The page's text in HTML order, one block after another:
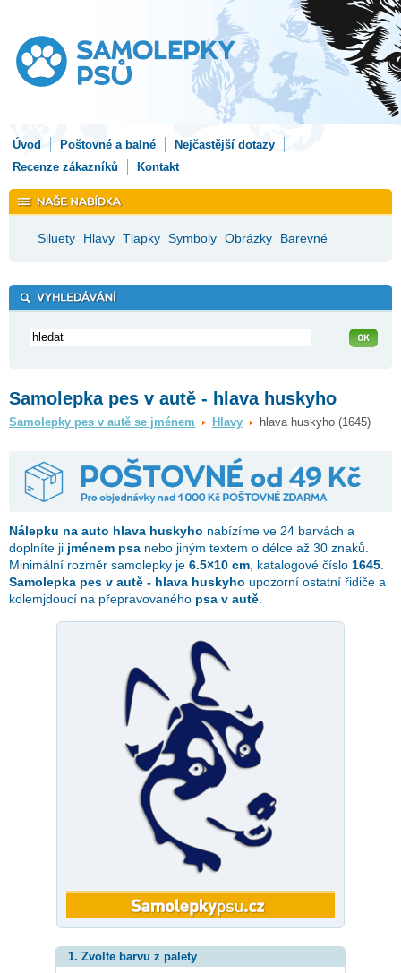
Úvod Poštovné a balné
Nejčastější dotazy
Recenze zákazníků
Kontakt
Siluety Hlavy Tlapky Symboly Obrázky Barevné
Samolepka pes v autě - hlava huskyho
Samolepky pes v autě se jménem Hlavy hlava huskyho (1645)
Nálepku na auto hlava huskyho nabízíme ve 24 barvách a
doplníte ji jménem psa nebo jiným textem o délce až 30 znaků.
Minimální rozměr samolepky je 6.5×10 cm , katalogové číslo 1645
Samolepka pes v autě - hlava huskyho upozorní ostatní řidiče a
kolemjdoucí na přepravovaného psa v autě
1. Zvolte barvu z palety